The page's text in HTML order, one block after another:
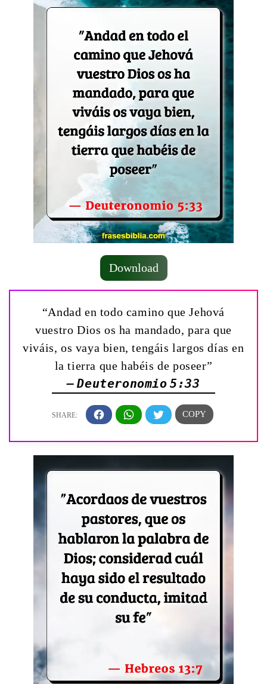
Download
“Andad en todo camino que Jehová
vuestro Dios os ha mandado, para que
viváis, os vaya bien, tengáis largos días en
la tierra que habéis de poseer”
— Deuteronomio 5:33